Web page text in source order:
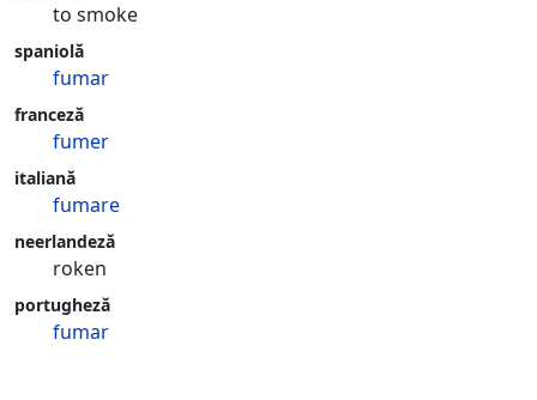
to smoke
spaniolă
fumar
franceză
fumer
italiană
fumare
neerlandeză
roken
portugheză
fumar